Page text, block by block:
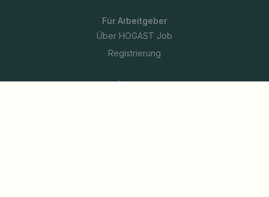
Für Arbeitgeber
Über HOGAST Job
Registrierung
Über uns